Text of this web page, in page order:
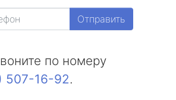
Отправить
по номеру
507-16-92.